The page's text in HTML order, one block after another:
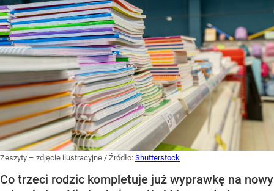
Zeszyty – zdjęcie ilustracyjne / Źródło: Shutterstock
Co trzeci rodzic kompletuje już wyprawkę na nowy